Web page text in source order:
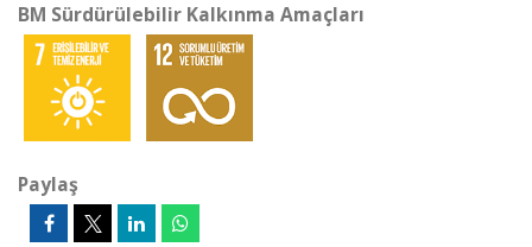
BM Sürdürülebilir Kalkınma Amaçları
Paylaş